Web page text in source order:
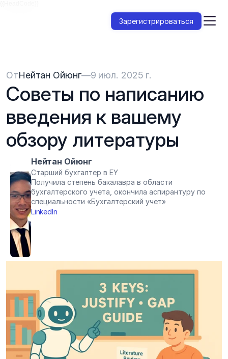
Зарегистрироваться
ОтНейтан Ойюнг—9 июл. 2025 г.
Советы по написанию
введения к вашему
обзору литературы
Нейтан Ойюнг
Старший бухгалтер в EY
Получила степень бакалавра в области
бухгалтерского учета, окончила аспирантуру по
специальности «Бухгалтерский учет»
LinkedIn